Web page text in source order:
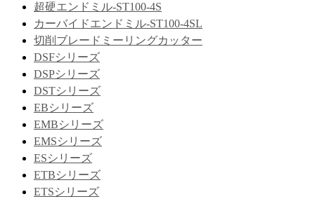
超硬エンドミル-ST100-4S
カーバイドエンドミル-ST100-4SL
切削ブレードミーリングカッター
DSFシリーズ
DSPシリーズ
DSTシリーズ
EBシリーズ
EMBシリーズ
EMSシリーズ
ESシリーズ
ETBシリーズ
ETSシリーズ